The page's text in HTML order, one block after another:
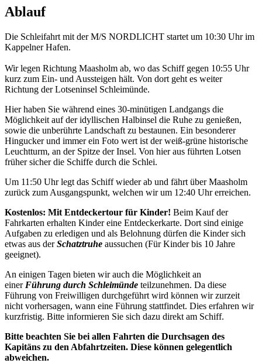
Ablauf
Die Schleifahrt mit der M/S NORDLICHT startet um 10:30 Uhr im
Kappelner Hafen.
Wir legen Richtung Maasholm ab, wo das Schiff gegen 10:55 Uhr
kurz zum Ein- und Aussteigen hält. Von dort geht es weiter
Richtung der Lotseninsel Schleimünde.
Hier haben Sie während eines 30-minütigen Landgangs die
Möglichkeit auf der idyllischen Halbinsel die Ruhe zu genießen,
sowie die unberührte Landschaft zu bestaunen. Ein besonderer
Hingucker und immer ein Foto wert ist der weiß-grüne historische
Leuchtturm, an der Spitze der Insel. Von hier aus führten Lotsen
früher sicher die Schiffe durch die Schlei.
Um 11:50 Uhr legt das Schiff wieder ab und fährt über Maasholm
zurück zum Ausgangspunkt, welchen wir um 12:40 Uhr erreichen.
Kostenlos: Mit Entdeckertour für Kinder! Beim Kauf der
Fahrkarten erhalten Kinder eine Entdeckerkarte. Dort sind einige
Aufgaben zu erledigen und als Belohnung dürfen die Kinder sich
etwas aus derSchatztruhe aussuchen (Für Kinder bis 10 Jahre
geeignet).
An einigen Tagen bieten wir auch die Möglichkeit an
einer Führung durch Schleimünde teilzunehmen. Da diese
Führung von Freiwilligen durchgeführt wird können wir zurzeit
nicht vorhersagen, wann eine Führung stattfindet. Dies erfahren wir
kurzfristig. Bitte informieren Sie sich dazu direkt am Schiff.
Bitte beachten Sie bei allen Fahrten die Durchsagen des
Kapitäns zu den Abfahrtzeiten. Diese können gelegentlich
abweichen.